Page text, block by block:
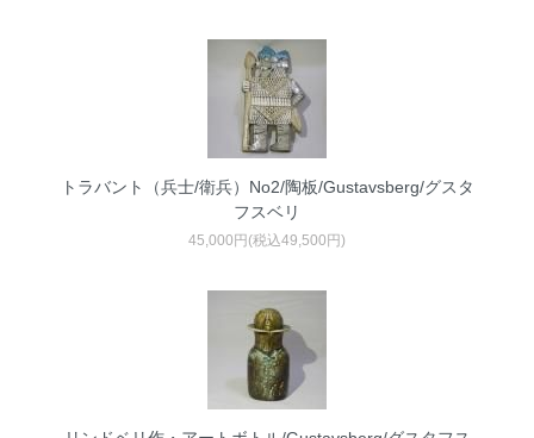
トラバント（兵士/衛兵）No2/陶板/Gustavsberg/グスタ
フスベリ
45,000円(税込49,500円)